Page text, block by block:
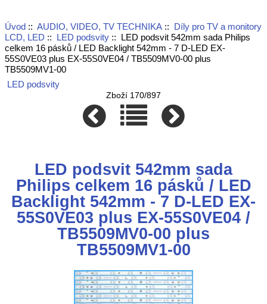
Úvod:: AUDIO, VIDEO, TV TECHNIKA:: Díly pro TV a monitory
LCD, LED :: LED podsvity:: LED podsvit 542mm sada Philips
celkem 16 pásků / LED Backlight 542mm - 7 D-LED EX-
55S0VE03 plus EX-55S0VE04 / TB5509MV0-00 plus
TB5509MV1-00
LED podsvity
Zboží 170/897
LED podsvit 542mm sada
Philips celkem 16 pásků / LED
Backlight 542mm - 7 D-LED EX-
55S0VE03 plus EX-55S0VE04 /
TB5509MV0-00 plus
TB5509MV1-00